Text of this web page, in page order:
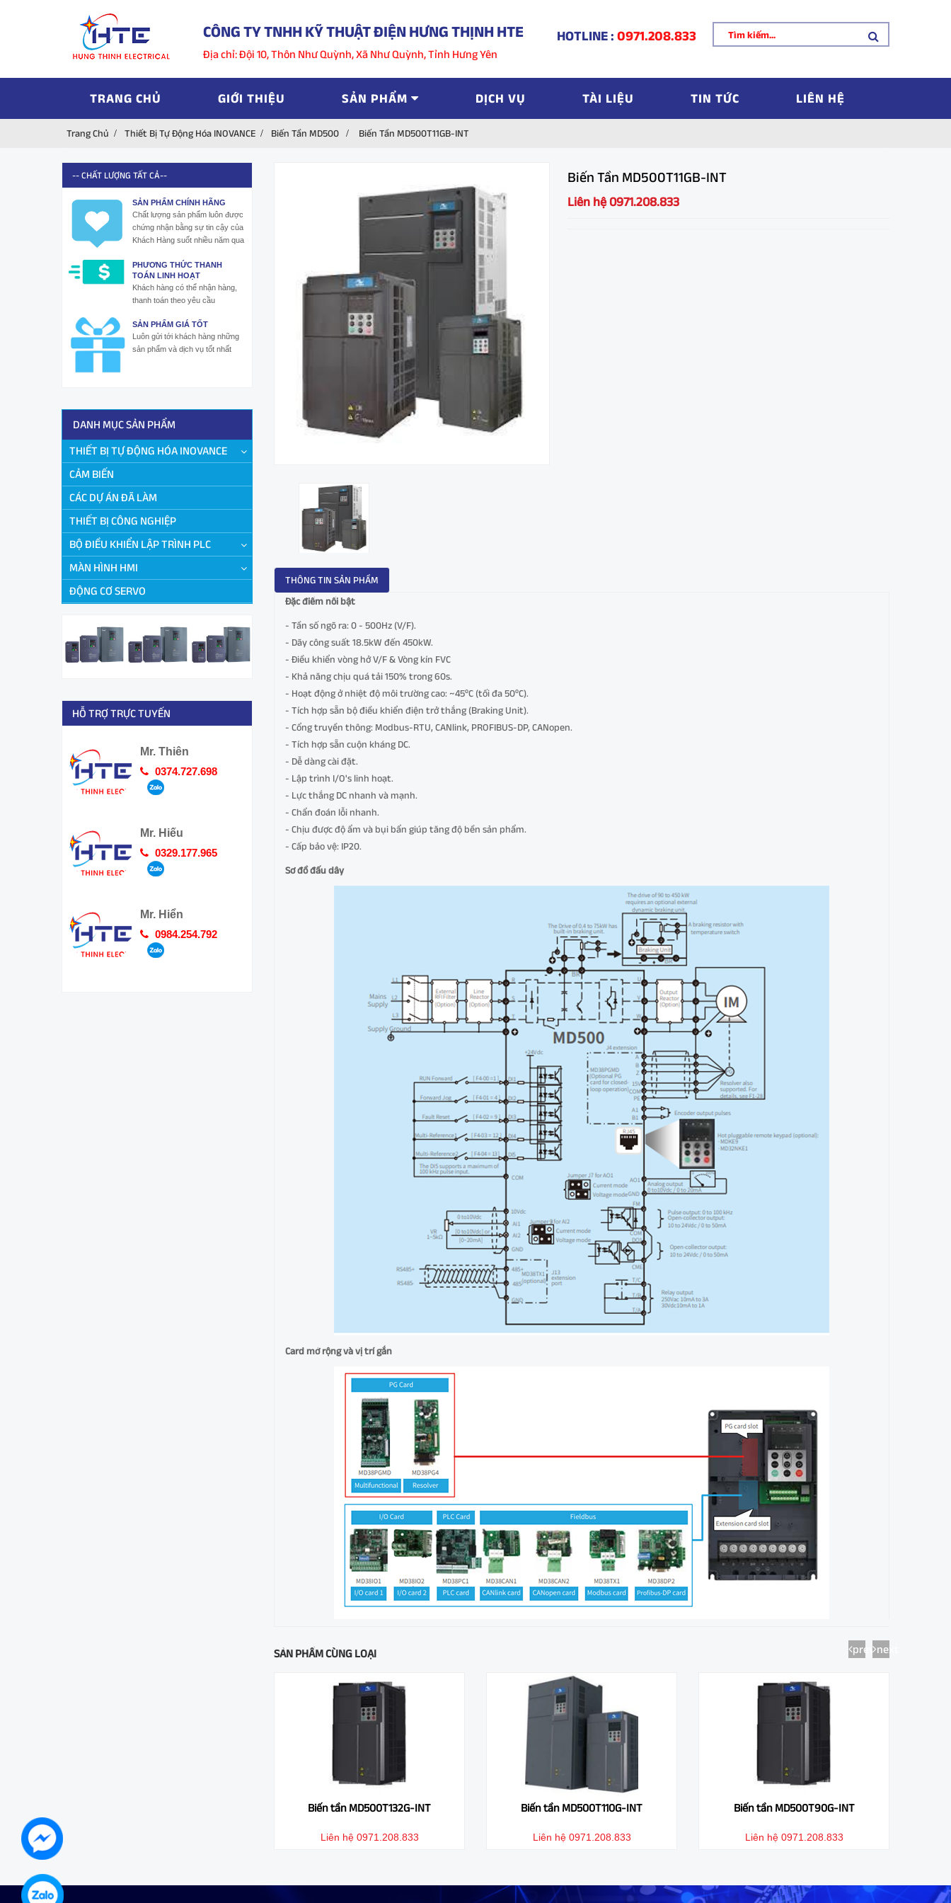
CÔNG TY TNHH KỸ THUẬT ĐIỆN HƯNG THỊNH HTE
Địa chỉ: Đội 10, Thôn Như Quỳnh, Xã Như Quỳnh, Tỉnh Hưng Yên
HOTLINE : 0971.208.833
TRANG CHỦ GIỚI THIỆU SẢN PHẨM DỊCH VỤ TÀI LIỆU TIN TỨC LIÊN HỆ
Trang Chủ Thiết Bị Tự Động Hóa INOVANCE Biến Tần MD500 Biến Tần MD500T11GB-INT
Biến Tần MD500T11GB-INT
Liên hệ 0971.208.833
THÔNG TIN SẢN PHẦM
Đặc điểm nổi bật
- Tần số ngõ ra: 0 - 500Hz (V/F).
- Dãy công suất 18.5kW đến 450kW.
- Điều khiển vòng hở V/F & Vòng kín FVC
- Khả năng chịu quá tải 150% trong 60s.
- Hoạt động ở nhiệt độ môi trường cao: ~45⁰C (tối đa 50⁰C).
- Tích hợp sẵn bộ điều khiển điện trở thắng (Braking Unit).
- Cổng truyền thông: Modbus-RTU, CANlink, PROFIBUS-DP, CANopen.
- Tích hợp sẵn cuộn kháng DC.
- Dễ dàng cài đặt.
- Lập trình I/O's linh hoạt.
- Lực thắng DC nhanh và mạnh.
- Chẩn đoán lỗi nhanh.
- Chịu được độ ẩm và bụi bẩn giúp tăng độ bền sản phẩm.
- Cấp bảo vệ: IP20.
Sơ đồ đấu dây
Card mở rộng và vị trí gắn
SẢN PHẨM CÙNG LOẠI
Biến tần MD500T110G-INT
Liên hệ 0971.208.833
Biến tần MD500T90G-INT
Liên hệ 0971.208.833
Biến tần MD500T75GB-INT
Liên hệ 0971.208.833
prev next
-- CHẤT LƯỢNG TẤT CẢ--
SẢN PHẨM CHÍNH HÃNG
Chất lượng sản phẩm luôn được
chứng nhận bằng sự tin cậy của
Khách Hàng suốt nhiều năm qua
PHƯƠNG THỨC THANH
TOÁN LINH HOẠT
Khách hàng có thể nhận hàng,
thanh toán theo yêu cầu
SẢN PHẨM GIÁ TỐT
Luôn gửi tới khách hàng những
sản phẩm và dịch vụ tốt nhất
DANH MỤC SẢN PHẨM
THIẾT BỊ TỰ ĐỘNG HÓA INOVANCE
CẢM BIẾN
CÁC DỰ ÁN ĐÃ LÀM
THIẾT BỊ CÔNG NGHIỆP
BỘ ĐIỀU KHIỂN LẬP TRÌNH PLC
MÀN HÌNH HMI
ĐỘNG CƠ SERVO
HỖ TRỢ TRỰC TUYẾN
Mr. Thiên
0374.727.698
Mr. Hiếu
0329.177.965
Mr. Hiển
0984.254.792